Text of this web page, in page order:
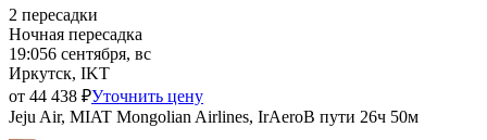
2 пересадки
Ночная пересадка
19:056 сентября, вс
Иркутск, IKT
от 44 438 ₽Уточнить цену
Jeju Air, MIAT Mongolian Airlines, IrAeroВ пути 26ч 50м